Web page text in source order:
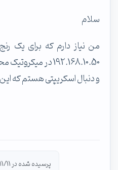
سلام
192.168.10.50 در
و دنبال اسکریپتی هستم که این
پرسیده شده در 1400/11/11 توسط